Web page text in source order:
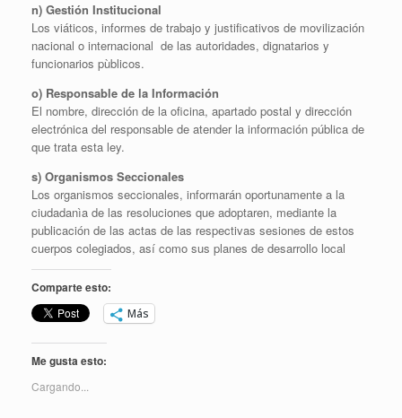
n) Gestión Institucional
Los viáticos, informes de trabajo y justificativos de movilización
nacional o internacional de las autoridades, dignatarios y
funcionarios pùblicos.
o) Responsable de la Información
El nombre, dirección de la oficina, apartado postal y dirección
electrónica del responsable de atender la información pública de
que trata esta ley.
s) Organismos Seccionales
Los organismos seccionales, informarán oportunamente a la
ciudadanìa de las resoluciones que adoptaren, mediante la
publicación de las actas de las respectivas sesiones de estos
cuerpos colegiados, así como sus planes de desarrollo local
Comparte esto:
Más
Me gusta esto:
Cargando...